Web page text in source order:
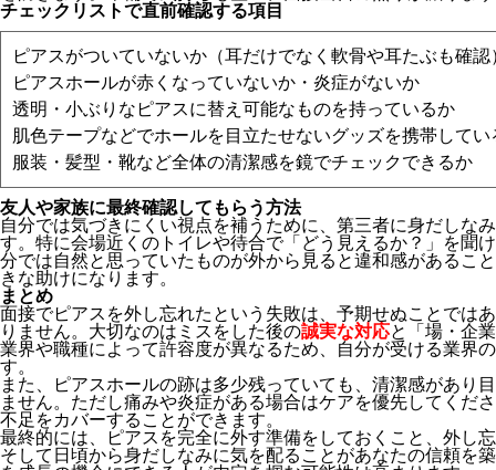
チェックリストで直前確認する項目
ピアスがついていないか（耳だけでなく軟骨や耳たぶも確認
ピアスホールが赤くなっていないか・炎症がないか
透明・小ぶりなピアスに替え可能なものを持っているか
肌色テープなどでホールを目立たせないグッズを携帯してい
服装・髪型・靴など全体の清潔感を鏡でチェックできるか
友人や家族に最終確認してもらう方法
自分では気づきにくい視点を補うために、第三者に身だしな
す。特に会場近くのトイレや待合で「どう見えるか？」を聞
分では自然と思っていたものが外から見ると違和感があるこ
きな助けになります。
まとめ
面接でピアスを外し忘れたという失敗は、予期せぬことでは
りません。大切なのはミスをした後の誠実な対応と「場・企
業界や職種によって許容度が異なるため、自分が受ける業界
す。
また、ピアスホールの跡は多少残っていても、清潔感があり
ません。ただし痛みや炎症がある場合はケアを優先してくだ
不足をカバーすることができます。
最終的には、ピアスを完全に外す準備をしておくこと、外し
そして日頃から身だしなみに気を配ることがあなたの信頼を